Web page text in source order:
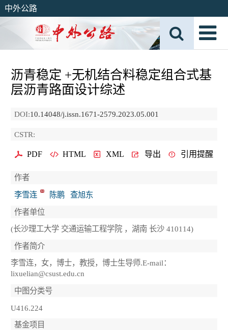
中外公路
沥青稳定 +无机结合料稳定组合式基
层沥青路面设计综述
DOI:10.14048/j.issn.1671-2579.2023.05.001
CSTR:
PDF HTML XML 导出 引用提醒
作者
李雪连
陈鹏
查旭东
作者单位
(长沙理工大学 交通运输工程学院 ，湖南 长沙 410114)
作者简介
李雪连，女，博士，教授，博士生导师.E-mail：
lixuelian@csust.edu.cn
中图分类号
U416.224
基金项目